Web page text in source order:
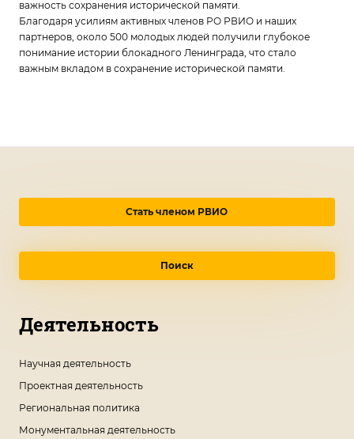
важность сохранения исторической памяти.
Благодаря усилиям активных членов РО РВИО и наших
партнеров, около 500 молодых людей получили глубокое
понимание истории блокадного Ленинграда, что стало
важным вкладом в сохранение исторической памяти.
Стать членом РВИО
Поиск
Деятельность
Научная деятельность
Проектная деятельность
Региональная политика
Монументальная деятельность